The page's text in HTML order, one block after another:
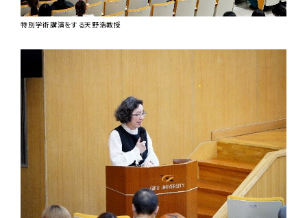
特別学術講演をする天野浩教授